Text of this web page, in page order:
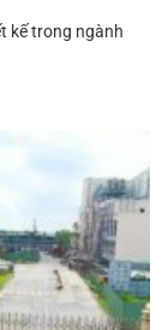
kế trong ngành